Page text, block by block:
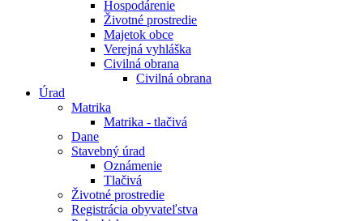
Hospodárenie
Životné prostredie
Majetok obce
Verejná vyhláška
Civilná obrana
Civilná obrana
Úrad
Matrika
Matrika - tlačivá
Dane
Stavebný úrad
Oznámenie
Tlačivá
Životné prostredie
Registrácia obyvateľstva